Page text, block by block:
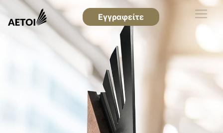
Εγγραφείτε